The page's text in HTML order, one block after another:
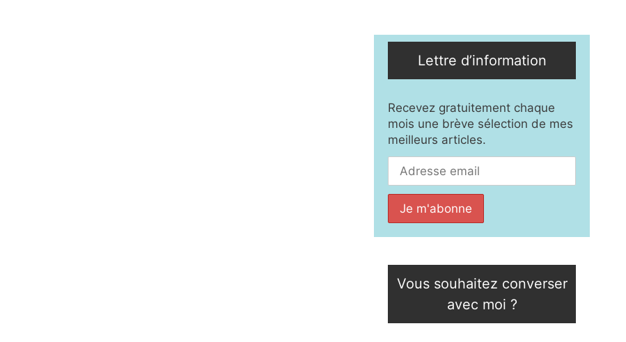
Lettre d’information
Recevez gratuitement chaque
mois une brève sélection de mes
meilleurs articles.
Vous souhaitez converser
avec moi ?